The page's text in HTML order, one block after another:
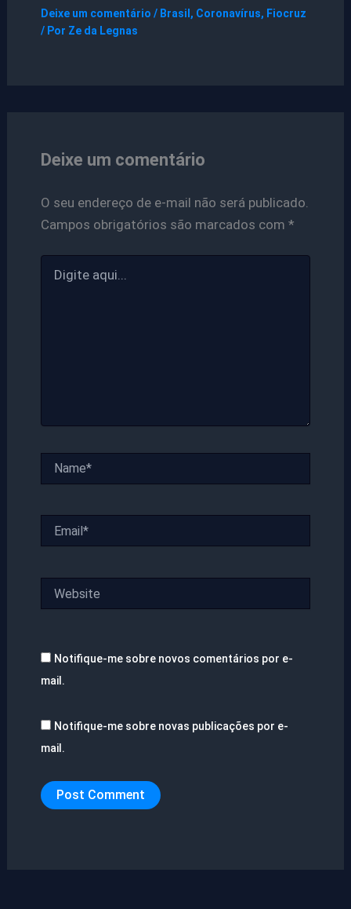
Deixe um comentário / Brasil, Coronavírus, Fiocruz
/ Por Ze da Legnas
Deixe um comentário
O seu endereço de e-mail não será publicado.
Campos obrigatórios são marcados com *
aqui...
Notifique-me sobre novos comentários por e-
mail.
Notifique-me sobre novas publicações por e-
mail.